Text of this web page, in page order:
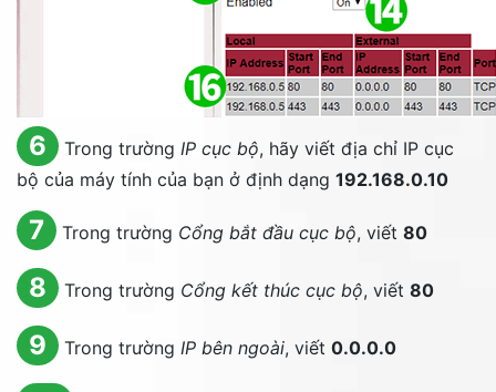
6 Trong trường IP cục bộ, hãy viết địa chỉ IP cục
bộ của máy tính của bạn ở định dạng 192.168.0.10
7 Trong trường Cổng bắt đầu cục bộ, viết 80
8 Trong trường Cổng kết thúc cục bộ, viết 80
9 Trong trường IP bên ngoài, viết 0.0.0.0